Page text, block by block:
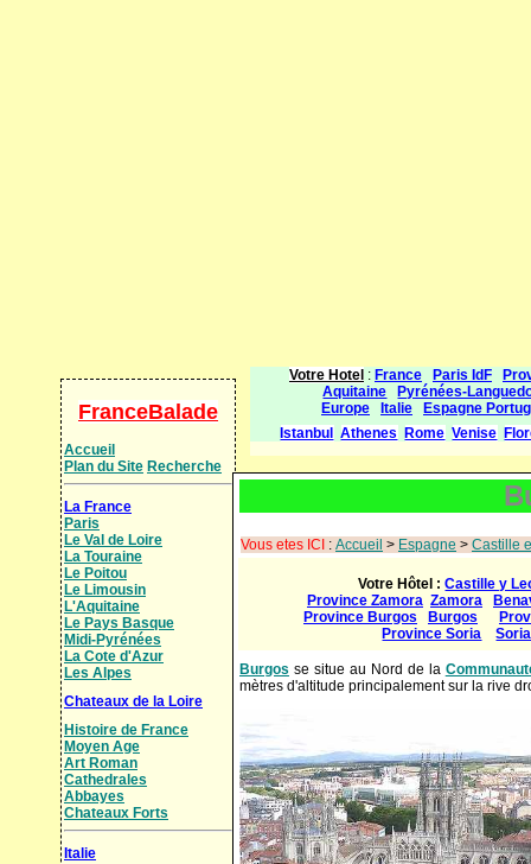
Votre Hotel : France Paris IdF
Aquitaine
Pyrénées-
Europe
Italie
Espagne
Istanbul
Athenes Rome Venise
FranceBalade
Accueil
Plan du Site Recherche
La France
Paris
Le Val de Loire
La Touraine
Le Poitou
Le Limousin
L'Aquitaine
Le Pays Basque
Midi-Pyrénées
La Cote d'Azur
Les Alpes
Chateaux de la Loire
Histoire de France
Moyen Age
Art Roman
Cathedrales
Abbayes
Chateaux Forts
Italie
Vous etes ICI : Accueil > Espagne > Castille
Votre Hôtel : Castille y
Province Zamora Zamora
Province Burgos
Burgos
Province Soria
Soria
Burgos se situe au Nord de la
mètres d'altitude principalement sur la rive